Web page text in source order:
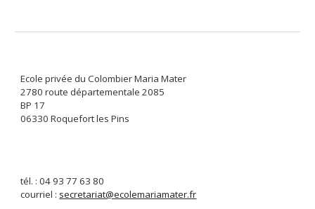
Ecole privée du Colombier Maria Mater
2780 route départementale 2085
BP 17
06330 Roquefort les Pins
tél. : 04 93 77 63 80
courriel : secretariat@ecolemariamater.fr